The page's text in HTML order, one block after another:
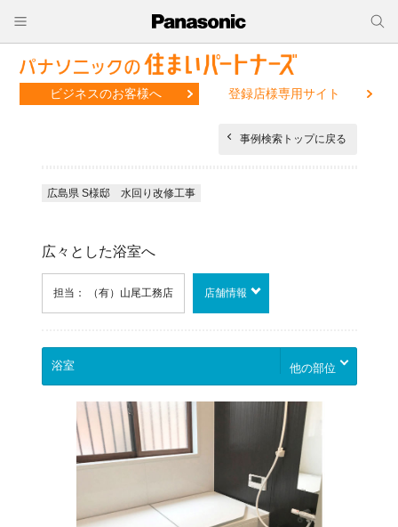
ビジネスのお客様へ 登録店様専用サイト
事例検索トップに戻る
広島県 S様邸 水回り改修工事
広々とした浴室へ
担当： （有）山尾工務店 店舗情報
他の部位